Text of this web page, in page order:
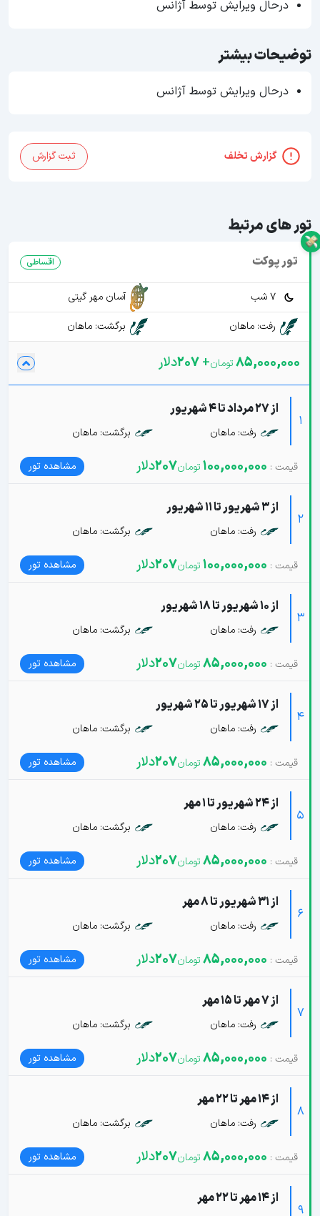
درحال ویرایش توسط آژانس
توضیحات بیشتر
درحال ویرایش توسط آژانس
گزارش تخلف ثبت گزارش
تور های مرتبط
تور پوکت اقساطی
7 شب
آسان مهر گیتی
رفت: ماهان
برگشت: ماهان
85,000,000
+
207دلار
1
از 27 مرداد تا 4 شهریور
رفت: ماهان برگشت: ماهان
100,000,000
207دلار مشاهده تور
2
از 3 شهریور تا 11 شهریور
رفت: ماهان برگشت: ماهان
100,000,000
207دلار مشاهده تور
3
از 10 شهریور تا 18 شهریور
رفت: ماهان برگشت: ماهان
85,000,000
207دلار مشاهده تور
4
از 17 شهریور تا 25 شهریور
رفت: ماهان برگشت: ماهان
85,000,000
207دلار مشاهده تور
5
از 24 شهریور تا 1 مهر
رفت: ماهان برگشت: ماهان
85,000,000
207دلار مشاهده تور
6
از 31 شهریور تا 8 مهر
رفت: ماهان برگشت: ماهان
85,000,000
207دلار مشاهده تور
7
از 7 مهر تا 15 مهر
رفت: ماهان برگشت: ماهان
85,000,000
207دلار مشاهده تور
8
از 14 مهر تا 22 مهر
رفت: ماهان برگشت: ماهان
85,000,000
207دلار مشاهده تور
9
از 14 مهر تا 22 مهر